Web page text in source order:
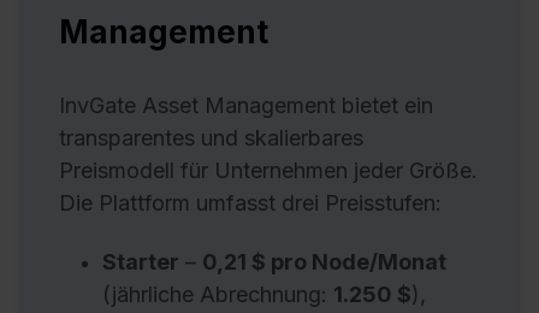
Management
InvGate Asset Management bietet ein
transparentes und skalierbares
Preismodell für Unternehmen jeder Größe.
Die Plattform umfasst drei Preisstufen:
Starter – 0,21 $ pro Node/Monat
(jährliche Abrechnung: 1.250 $),